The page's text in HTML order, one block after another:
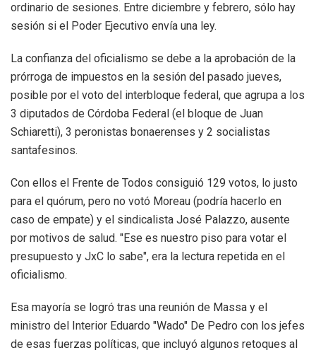
ordinario de sesiones. Entre diciembre y febrero, sólo hay
sesión si el Poder Ejecutivo envía una ley.
La confianza del oficialismo se debe a la aprobación de la
prórroga de impuestos en la sesión del pasado jueves,
posible por el voto del interbloque federal, que agrupa a los
3 diputados de Córdoba Federal (el bloque de Juan
Schiaretti), 3 peronistas bonaerenses y 2 socialistas
santafesinos.
Con ellos el Frente de Todos consiguió 129 votos, lo justo
para el quórum, pero no votó Moreau (podría hacerlo en
caso de empate) y el sindicalista José Palazzo, ausente
por motivos de salud. "Ese es nuestro piso para votar el
presupuesto y JxC lo sabe", era la lectura repetida en el
oficialismo.
Esa mayoría se logró tras una reunión de Massa y el
ministro del Interior Eduardo "Wado" De Pedro con los jefes
de esas fuerzas políticas, que incluyó algunos retoques al